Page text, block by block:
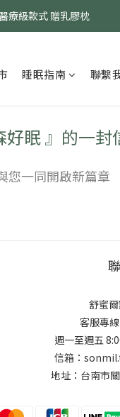
小時AI智能客服
療級款式 贈乳膠枕
睡眠指南 聯繫
好眠 』的一封
您一同開啟新篇章
舒蜜
客服專
週一至週五
信箱：
地址：台南市